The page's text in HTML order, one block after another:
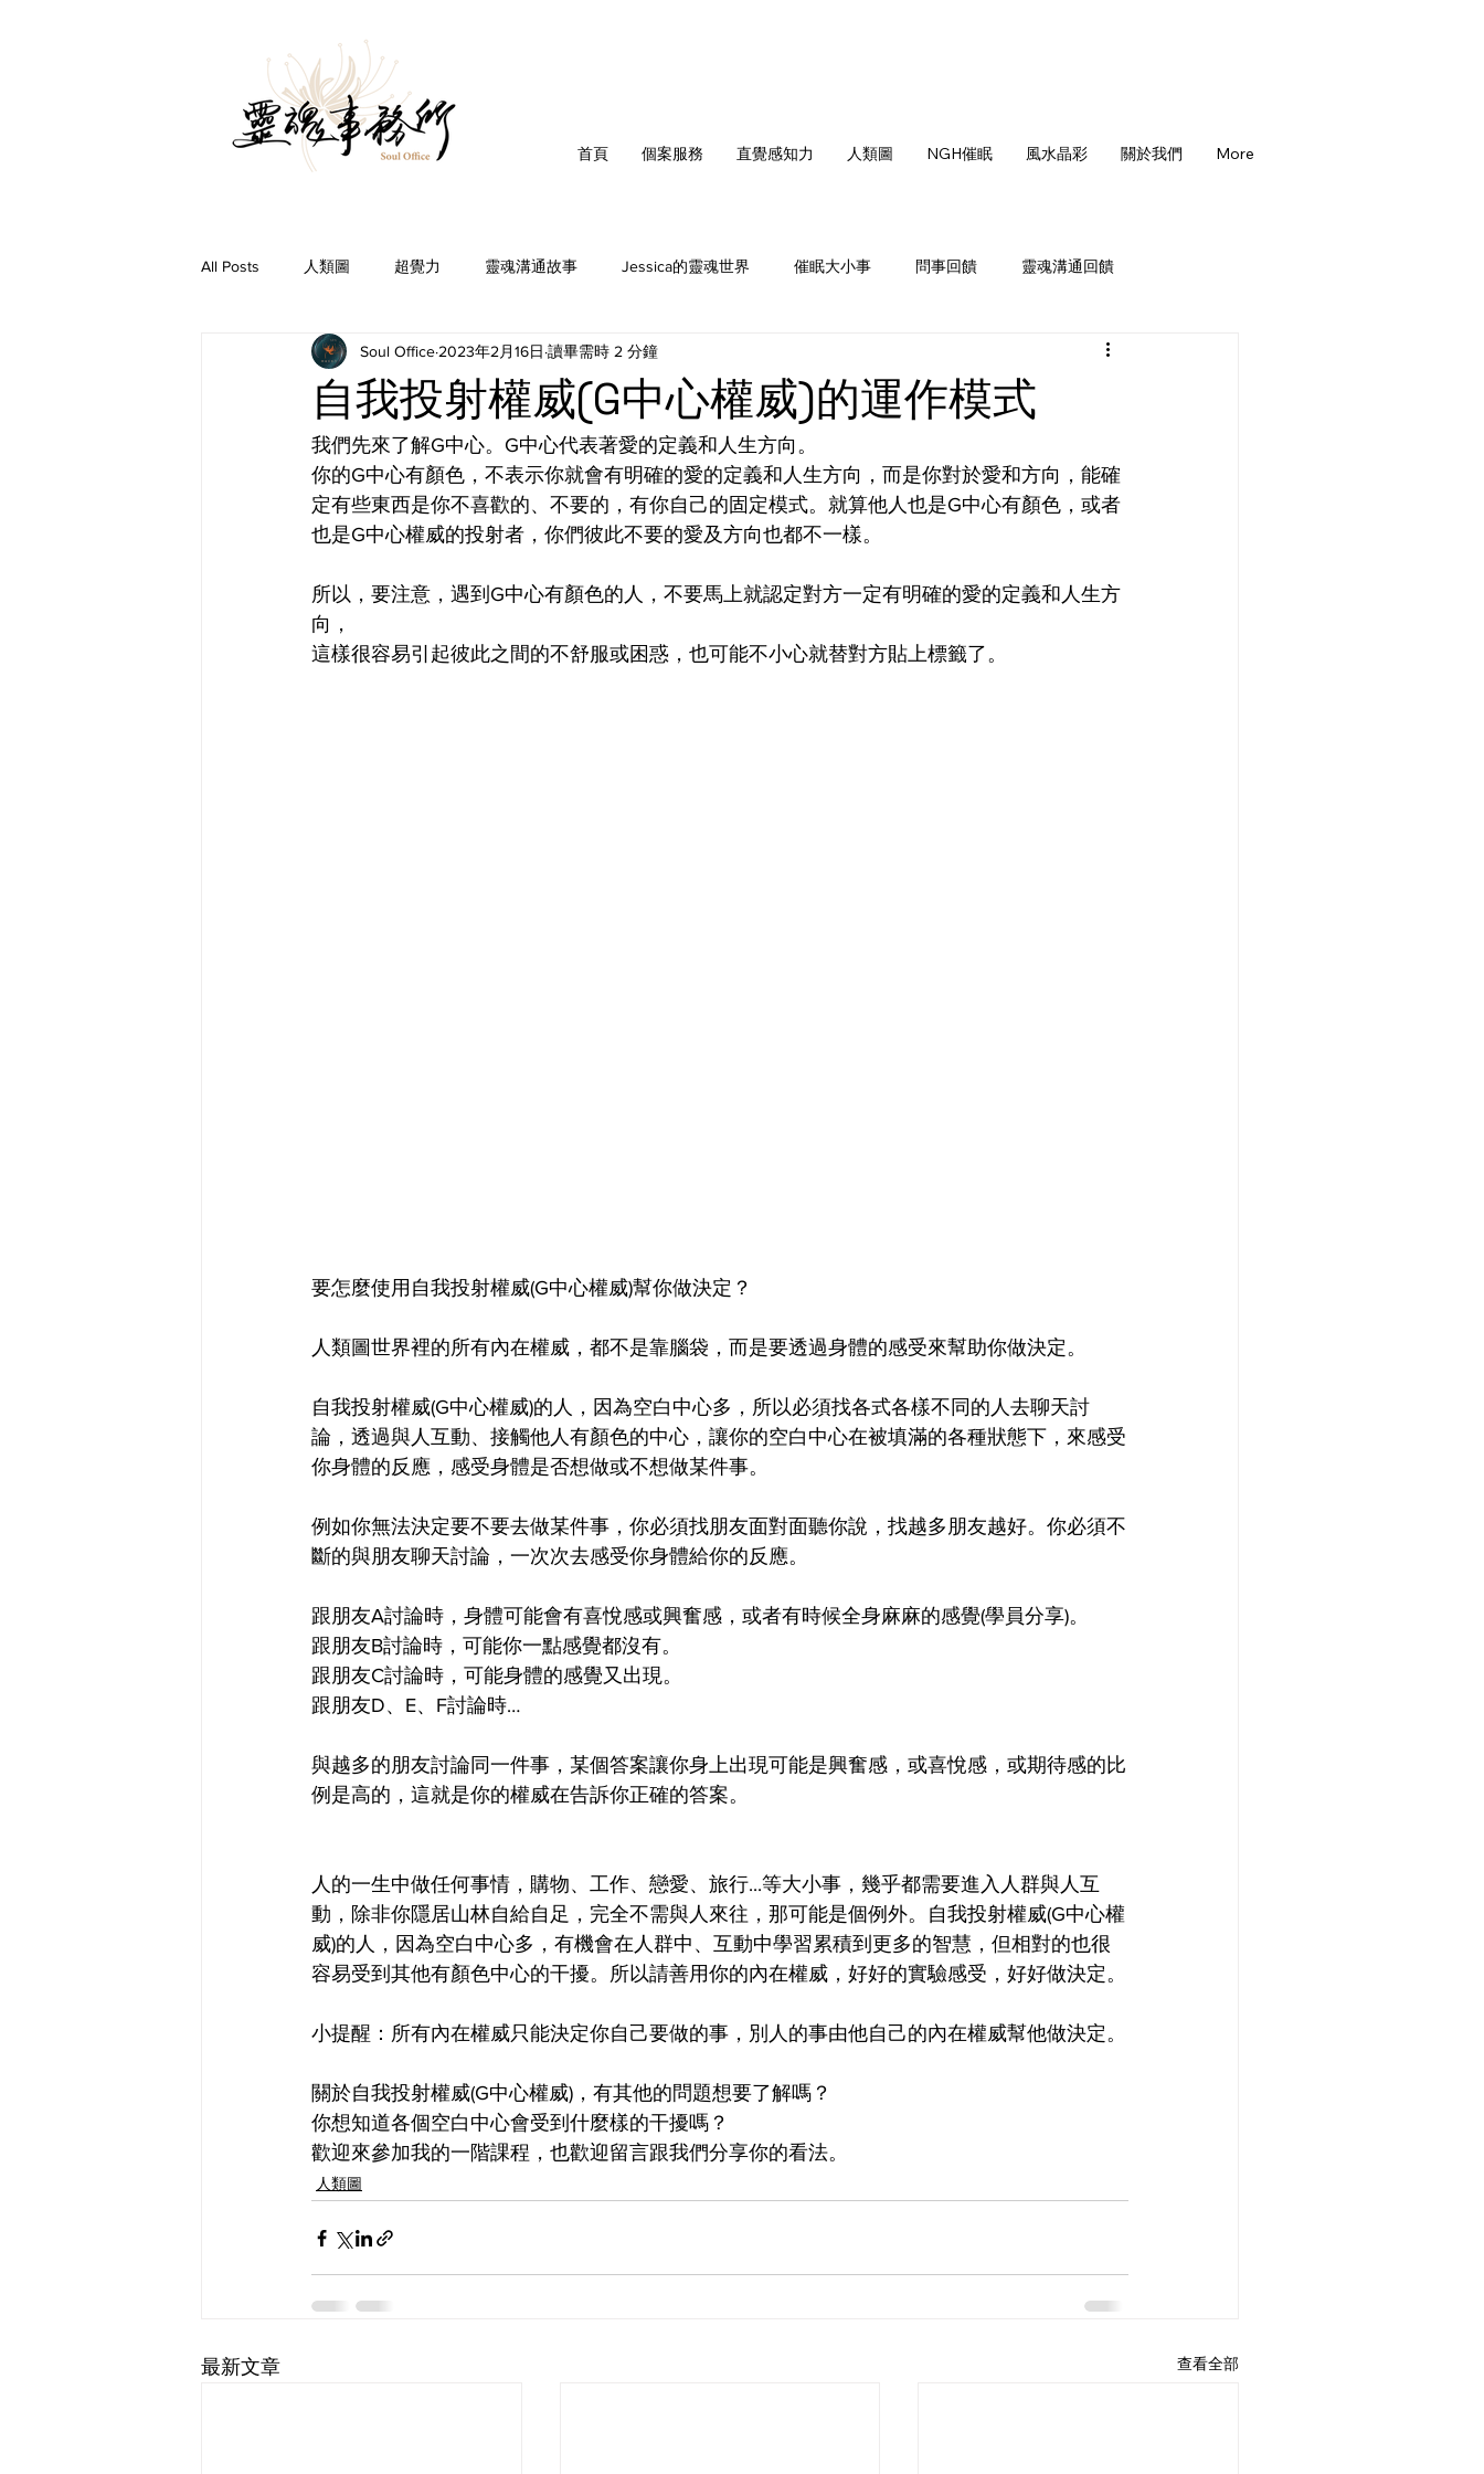
首頁 個案服務 直覺感知力 人類圖 NGH催眠 風水晶彩 關於我們 More
All Posts 人類圖 超覺力 靈魂溝通故事 Jessica的靈魂世界 催眠大小事 問事回饋 靈魂溝通回饋
問事Ｑ＆Ａ 前世今生 你值得更好 靈魂織光
自我投射權威(G中心權威)的運作模式
Soul Office 2023年2月16日 讀畢需時 2 分鐘
我們先來了解G中心。G中心代表著愛的定義和人生方向。
你的G中心有顏色，不表示你就會有明確的愛的定義和人生方向，而是你對於愛和方向，能確
定有些東西是你不喜歡的、不要的，有你自己的固定模式。就算他人也是G中心有顏色，或者
也是G中心權威的投射者，你們彼此不要的愛及方向也都不一樣。
所以，要注意，遇到G中心有顏色的人，不要馬上就認定對方一定有明確的愛的定義和人生方
向，
這樣很容易引起彼此之間的不舒服或困惑，也可能不小心就替對方貼上標籤了。
要怎麼使用自我投射權威(G中心權威)幫你做決定？
人類圖世界裡的所有內在權威，都不是靠腦袋，而是要透過身體的感受來幫助你做決定。
自我投射權威(G中心權威)的人，因為空白中心多，所以必須找各式各樣不同的人去聊天討
論，透過與人互動、接觸他人有顏色的中心，讓你的空白中心在被填滿的各種狀態下，來感受
你身體的反應，感受身體是否想做或不想做某件事。
例如你無法決定要不要去做某件事，你必須找朋友面對面聽你說，找越多朋友越好。你必須不
斷的與朋友聊天討論，一次次去感受你身體給你的反應。
跟朋友A討論時，身體可能會有喜悅感或興奮感，或者有時候全身麻麻的感覺(學員分享)。
跟朋友B討論時，可能你一點感覺都沒有。
跟朋友C討論時，可能身體的感覺又出現。
跟朋友D、E、F討論時…
與越多的朋友討論同一件事，某個答案讓你身上出現可能是興奮感，或喜悅感，或期待感的比
例是高的，這就是你的權威在告訴你正確的答案。
人的一生中做任何事情，購物、工作、戀愛、旅行...等大小事，幾乎都需要進入人群與人互
動，除非你隱居山林自給自足，完全不需與人來往，那可能是個例外。自我投射權威(G中心權
威)的人，因為空白中心多，有機會在人群中、互動中學習累積到更多的智慧，但相對的也很
容易受到其他有顏色中心的干擾。所以請善用你的內在權威，好好的實驗感受，好好做決定。
小提醒：所有內在權威只能決定你自己要做的事，別人的事由他自己的內在權威幫他做決定。
關於自我投射權威(G中心權威)，有其他的問題想要了解嗎？
你想知道各個空白中心會受到什麼樣的干擾嗎？
歡迎來參加我的一階課程，也歡迎留言跟我們分享你的看法。
人類圖
最新文章 查看全部